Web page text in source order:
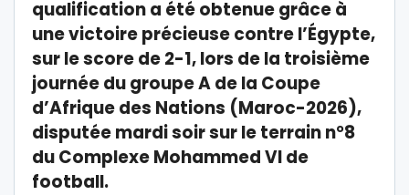
qualification a été obtenue grâce à
une victoire précieuse contre l’Égypte,
sur le score de 2-1, lors de la troisième
journée du groupe A de la Coupe
d’Afrique des Nations (Maroc-2026),
disputée mardi soir sur le terrain n°8
du Complexe Mohammed VI de
football.